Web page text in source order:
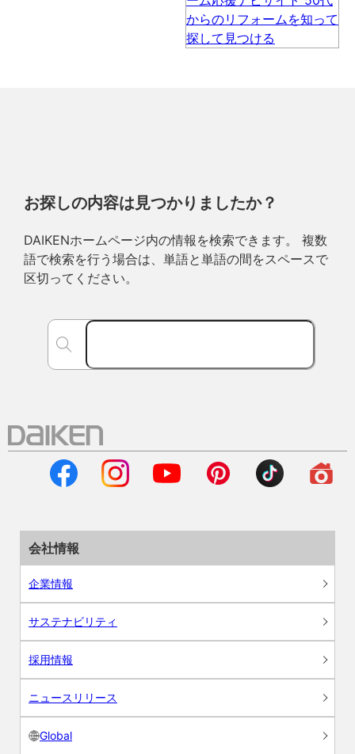
お探しの内容は見つかりましたか？
DAIKENホームページ内の情報を検索できます。 複数
語で検索を行う場合は、単語と単語の間をスペースで
区切ってください。
会社情報
企業情報
サステナビリティ
採用情報
ニュースリリース
Global